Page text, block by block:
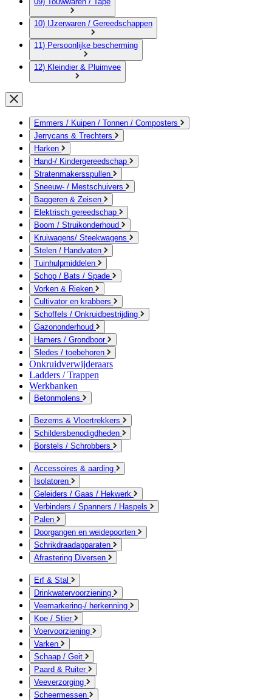
10) IJzerwaren / Gereedschappen
11) Persoonlijke bescherming
12) Kleindier & Pluimvee
Emmers / Kuipen / Tonnen / Composters
Jerrycans & Trechters
Harken
Hand-/ Kindergereedschap
Stratenmakersspullen
Sneeuw- / Mestschuivers
Baggeren & Zeisen
Elektrisch gereedschap
Boom / Struikonderhoud
Kruiwagens/ Steekwagens
Stelen / Handvaten
Tuinhulpmiddelen
Schop / Bats / Spade
Vorken & Rieken
Cultivator en krabbers
Schoffels / Onkruidbestrijding
Gazononderhoud
Hamers / Grondboor
Sledes / toebehoren
Onkruidverwijderaars
Ladders / Trappen
Werkbanken
Betonmolens
Bezems & Vloertrekkers
Schildersbenodigdheden
Borstels / Schrobbers
Accessoires & aarding
Isolatoren
Geleiders / Gaas / Hekwerk
Verbinders / Spanners / Haspels
Palen
Doorgangen en weidepoorten
Schrikdraadapparaten
Afrastering Diversen
Erf & Stal
Drinkwatervoorziening
Veemarkering-/ herkenning
Koe / Stier
Voervoorziening
Varken
Schaap / Geit
Paard & Ruiter
Veeverzorging
Scheermessen